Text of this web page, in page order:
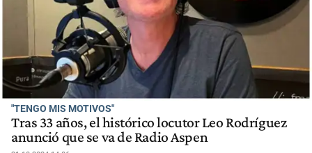
"TENGO MIS MOTIVOS"
Tras 33 años, el histórico locutor Leo Rodríguez
anunció que se va de Radio Aspen